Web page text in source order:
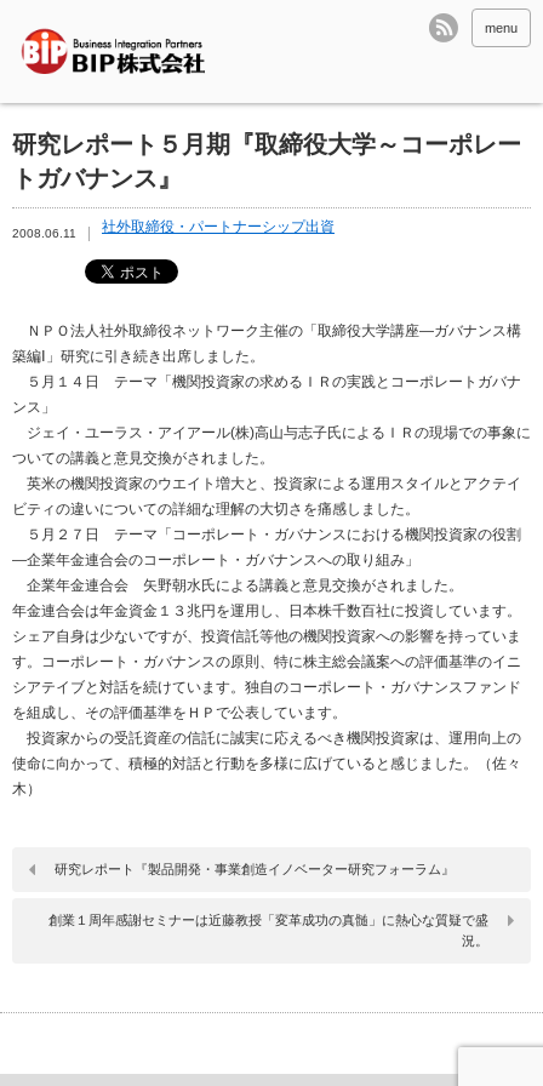
menu
研究レポート５月期『取締役大学～コーポレー
トガバナンス』
2008.06.11 社外取締役・パートナーシップ出資
ＮＰＯ法人社外取締役ネットワーク主催の「取締役大学講座―ガバナンス構
築編Ⅰ」研究に引き続き出席しました。
５月１４日 テーマ「機関投資家の求めるＩＲの実践とコーポレートガバナ
ンス」
ジェイ・ユーラス・アイアール(株)高山与志子氏によるＩＲの現場での事象に
ついての講義と意見交換がされました。
英米の機関投資家のウエイト増大と、投資家による運用スタイルとアクテイ
ビティの違いについての詳細な理解の大切さを痛感しました。
５月２７日 テーマ「コーポレート・ガバナンスにおける機関投資家の役割
―企業年金連合会のコーポレート・ガバナンスへの取り組み」
企業年金連合会 矢野朝水氏による講義と意見交換がされました。
年金連合会は年金資金１３兆円を運用し、日本株千数百社に投資しています。
シェア自身は少ないですが、投資信託等他の機関投資家への影響を持っていま
す。コーポレート・ガバナンスの原則、特に株主総会議案への評価基準のイニ
シアテイブと対話を続けています。独自のコーポレート・ガバナンスファンド
を組成し、その評価基準をＨＰで公表しています。
投資家からの受託資産の信託に誠実に応えるべき機関投資家は、運用向上の
使命に向かって、積極的対話と行動を多様に広げていると感じました。（佐々
木）
研究レポート『製品開発・事業創造イノベーター研究フォーラム』
創業１周年感謝セミナーは近藤教授「変革成功の真髄」に熱心な質疑で盛
況。